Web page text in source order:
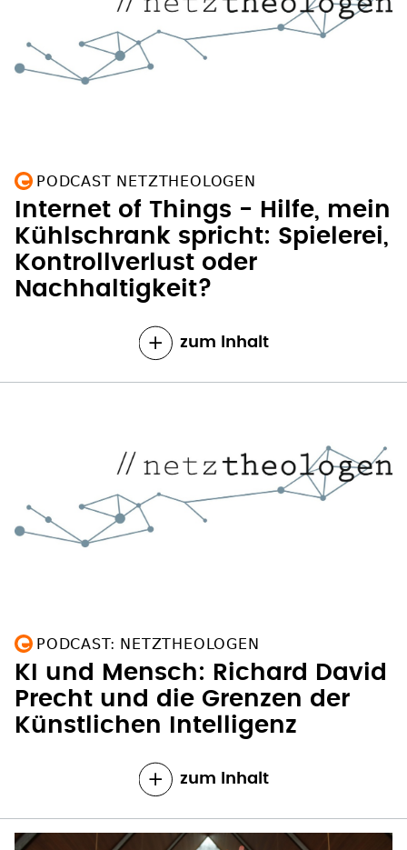
PODCAST NETZTHEOLOGEN
Internet of Things - Hilfe, mein
Kühlschrank spricht: Spielerei,
Kontrollverlust oder
Nachhaltigkeit?
zum Inhalt
PODCAST: NETZTHEOLOGEN
KI und Mensch: Richard David
Precht und die Grenzen der
Künstlichen Intelligenz
zum Inhalt